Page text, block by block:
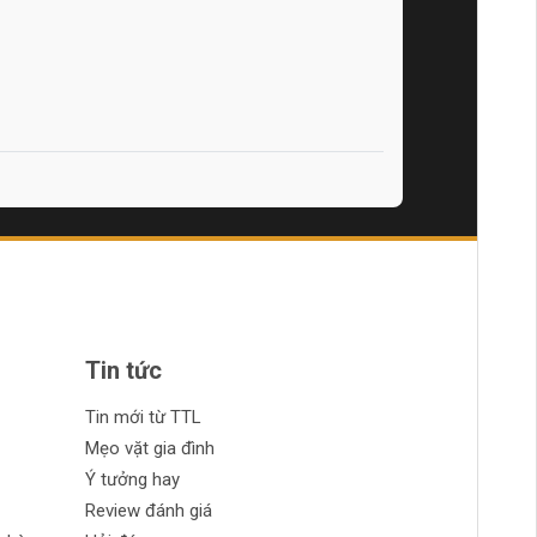
Tin tức
Tin mới từ TTL
Mẹo vặt gia đình
Ý tưởng hay
Review đánh giá